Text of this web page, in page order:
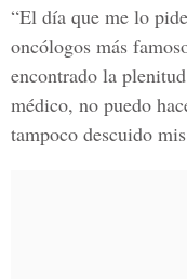
“El día que me lo
oncólogos más
encontrado la
médico, no puedo
tampoco descuido